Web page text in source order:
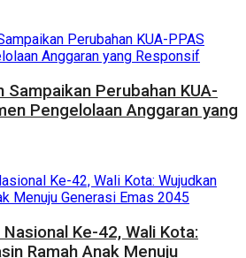
Sampaikan Perubahan KUA-
Pengelolaan Anggaran yang
Ke-42, Wali Kota:
Ramah Anak Menuju